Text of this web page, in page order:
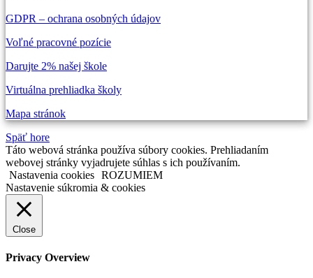
GDPR – ochrana osobných údajov
Voľné pracovné pozície
Darujte 2% našej škole
Virtuálna prehliadka školy
Mapa stránok
Späť hore
Táto webová stránka používa súbory cookies. Prehliadaním
webovej stránky vyjadrujete súhlas s ich používaním.
Nastavenia cookies ROZUMIEM
Nastavenie súkromia & cookies
Close
Privacy Overview